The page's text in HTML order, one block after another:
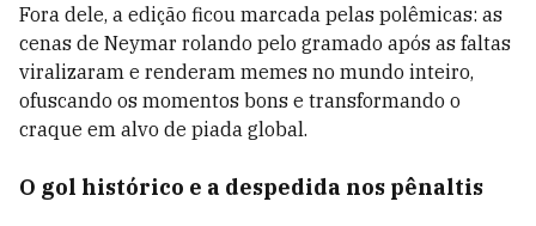
Fora dele, a edição ficou marcada pelas polêmicas: as
cenas de Neymar rolando pelo gramado após as faltas
viralizaram e renderam memes no mundo inteiro,
ofuscando os momentos bons e transformando o
craque em alvo de piada global.
O gol histórico e a despedida nos pênaltis